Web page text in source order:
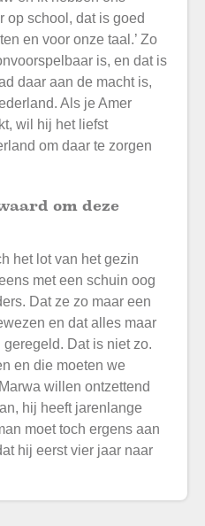
op school, dat is goed
en voor onze taal.’ Zo
is, en dat is
daar aan de macht is,
Als je Amer
wil hij het liefst
om daar te zorgen
het lot van het gezin
met een schuin oog
Dat ze zo maar een
en dat alles maar
Dat is niet zo.
en die moeten we
willen ontzettend
hij heeft jarenlange
moet toch ergens aan
hij eerst vier jaar naar